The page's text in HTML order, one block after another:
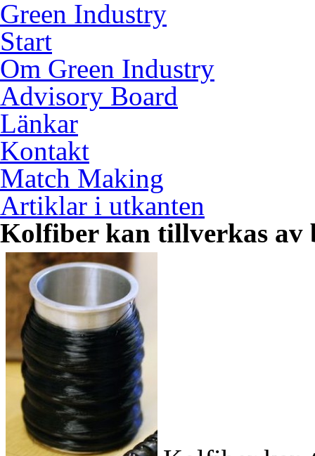
Green Industry
Start
Om Green Industry
Advisory Board
Länkar
Kontakt
Match Making
Artiklar i utkanten
Kolfiber kan tillverkas av